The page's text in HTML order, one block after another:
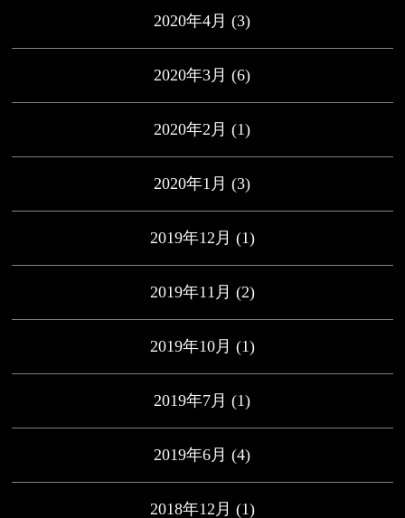
2020年4月 (3)
2020年3月 (6)
2020年2月 (1)
2020年1月 (3)
2019年12月 (1)
2019年11月 (2)
2019年10月 (1)
2019年7月 (1)
2019年6月 (4)
2018年12月 (1)